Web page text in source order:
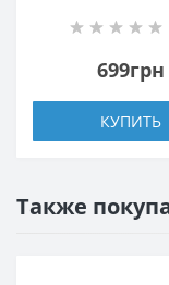
699грн
КУПИТЬ
Также